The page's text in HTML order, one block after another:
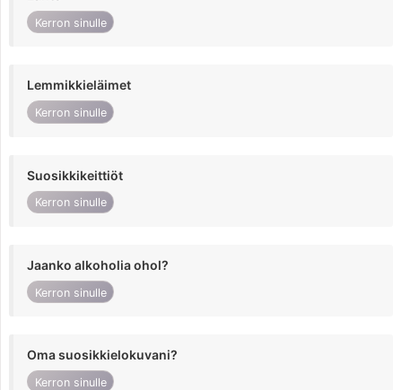
Kerron sinulle
Lemmikkieläimet
Kerron sinulle
Suosikkikeittiöt
Kerron sinulle
Jaanko alkoholia ohol?
Kerron sinulle
Oma suosikkielokuvani?
Kerron sinulle